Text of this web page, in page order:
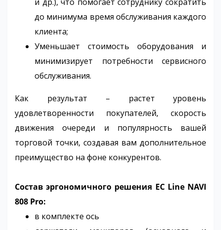
до минимума время обслуживания каждого
клиента;
Уменьшает стоимость оборудования и
минимизирует потребности сервисного
обслуживания.
Как результат – растет уровень
удовлетворенности покупателей, скорость
движения очереди и популярность вашей
торговой точки, создавая вам дополнительное
преимущество на фоне конкурентов.
Состав эргономичного решения EC Line NAVI
808 Pro:
в комплекте ось